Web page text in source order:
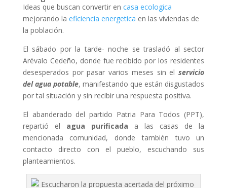
Ideas que buscan convertir en casa ecologica
mejorando la eficiencia energetica en las viviendas de
la población.
El sábado por la tarde- noche se trasladó al sector
Arévalo Cedeño, donde fue recibido por los residentes
desesperados por pasar varios meses sin elservicio
del agua potable, manifestando que están disgustados
por tal situación y sin recibir una respuesta positiva.
El abanderado del partido Patria Para Todos (PPT),
repartió el agua purificada a las casas de la
mencionada comunidad, donde también tuvo un
contacto directo con el pueblo, escuchando sus
planteamientos.